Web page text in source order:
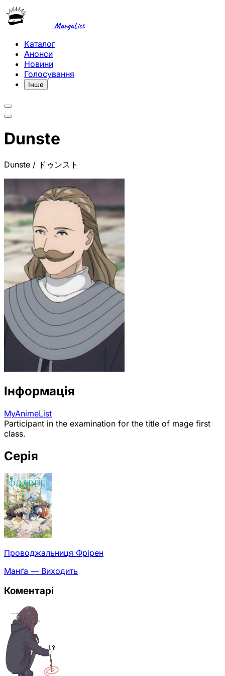
MangaList
Каталог
Анонси
Новини
Голосування
Інше
Dunste
Dunste / ドゥンスト
Інформація
MyAnimeList
Participant in the examination for the title of mage first
class.
Серія
Проводжальниця Фрірен
Манґа — Виходить
Коментарі